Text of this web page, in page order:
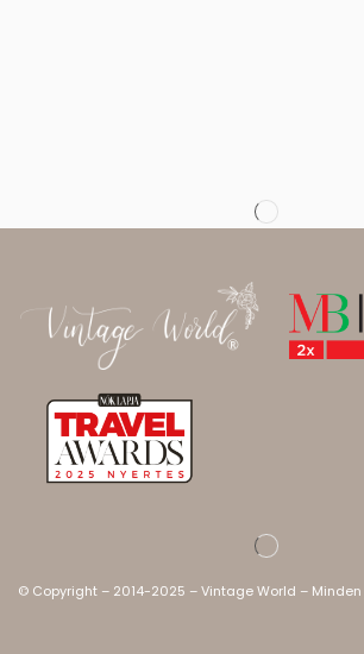
© Copyright – 2014-2025 – Vintage World –